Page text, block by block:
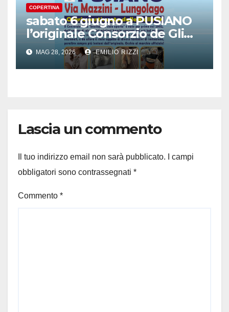
COPERTINA
sabato 6 giugno a PUSIANO
l’originale Consorzio de Gli
Ambulanti di Forte dei
Marmi®
MAG 28, 2026 EMILIO RIZZI
Lascia un commento
Il tuo indirizzo email non sarà pubblicato.
I campi
obbligatori sono contrassegnati *
Commento *